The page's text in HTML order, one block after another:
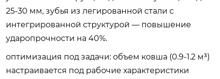
25-30 мм, зубья из легированной стали с
интегрированной структурой — повышение
ударопрочности на 40%.
оптимизация под задачи: объем ковша (0.9-1.2 м³)
настраивается под рабочие характеристики